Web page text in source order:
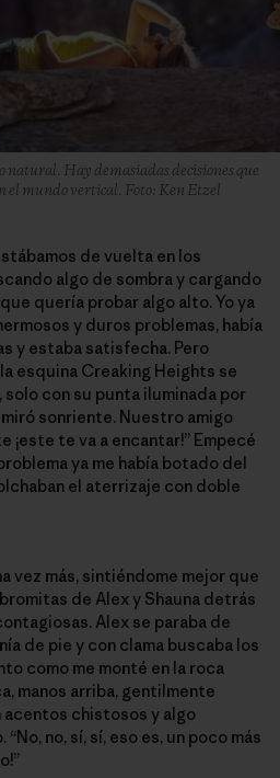
Hay demasiadas decisiones que
el mundo vertical. Foto: Ken Etzel
de vuelta en los
algo de sombra y cargando
quería probar algo alto. Yo ya
y duros problemas, había
y estaba satisfecha. Pero
esquina Creaking Heights se
con su punta iluminada por
sonriente. Nuestro amigo
¡este te va a encantar!” Empecé
ya me había botado del
el aterrizaje con doble
vez más, sintiéndome mejor que
de Alex y Shauna detrás
Alex se paraba de
de pie y con clama buscaba los
como me monté en la roca
manos arriba, gentilmente
acentos chistosos y algo
no, sí, sí, eso es, un poco más